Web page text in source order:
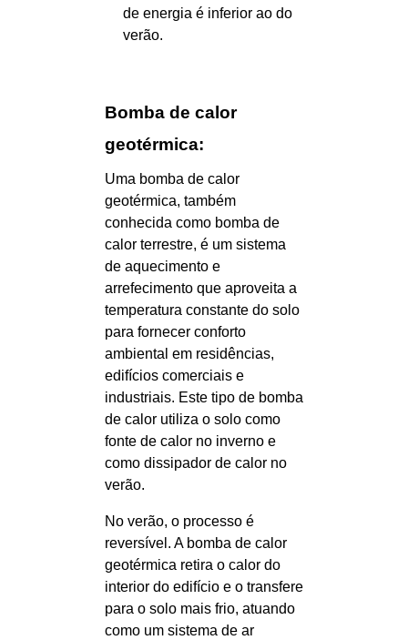
de energia é inferior ao do
verão.
Bomba de calor
geotérmica:
Uma bomba de calor
geotérmica, também
conhecida como bomba de
calor terrestre, é um sistema
de aquecimento e
arrefecimento que aproveita a
temperatura constante do solo
para fornecer conforto
ambiental em residências,
edifícios comerciais e
industriais. Este tipo de bomba
de calor utiliza o solo como
fonte de calor no inverno e
como dissipador de calor no
verão.
No verão, o processo é
reversível. A bomba de calor
geotérmica retira o calor do
interior do edifício e o transfere
para o solo mais frio, atuando
como um sistema de ar